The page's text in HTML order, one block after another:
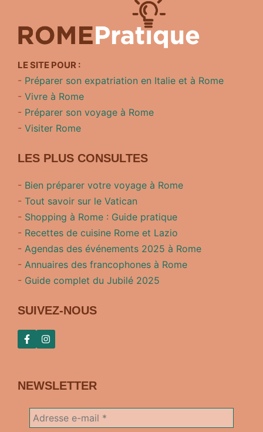
LE SITE POUR :
- Préparer son expatriation en Italie et à Rome
- Vivre à Rome
- Préparer son voyage à Rome
- Visiter Rome
LES PLUS CONSULTES
- Bien préparer votre voyage à Rome
- Tout savoir sur le Vatican
- Shopping à Rome : Guide pratique
- Recettes de cuisine Rome et Lazio
- Agendas des événements 2025 à Rome
- Annuaires des francophones à Rome
- Guide complet du Jubilé 2025
SUIVEZ-NOUS
NEWSLETTER